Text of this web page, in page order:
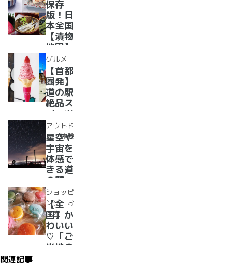
グル
メ・お
土産を
まとめ
てご紹
介！＋
愛犬の
駅
保存
版！日
本全国
【漬物
地図】
付き！
道の駅
で「ご
当地お
漬物」
めぐり
グルメ
【首都
圏発】
道の駅
絶品ス
イーツ
37
選！人
気のソ
フトク
リー
ム・ジ
ェラー
ト大集
合！
アウトド
ア・体験
星空や
宇宙を
体感で
きる道
の駅
道の駅
で夜空
に癒さ
れ/星
に願い
☆彡
ショッピ
ング・お
土産
【全
国】か
わいい
♡「ご
当地の
関連記事